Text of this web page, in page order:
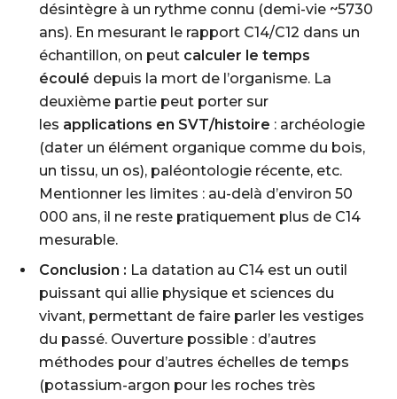
désintègre à un rythme connu (demi-vie ~5730
ans). En mesurant le rapport C14/C12 dans un
échantillon, on peut calculer le temps
écoulé depuis la mort de l’organisme. La
deuxième partie peut porter sur
les applications en SVT/histoire : archéologie
(dater un élément organique comme du bois,
un tissu, un os), paléontologie récente, etc.
Mentionner les limites : au-delà d’environ 50
000 ans, il ne reste pratiquement plus de C14
mesurable.
Conclusion : La datation au C14 est un outil
puissant qui allie physique et sciences du
vivant, permettant de faire parler les vestiges
du passé. Ouverture possible : d’autres
méthodes pour d’autres échelles de temps
(potassium-argon pour les roches très